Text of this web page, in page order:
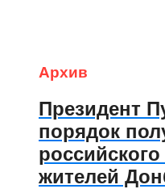
Архив
Президент
порядок
жителей